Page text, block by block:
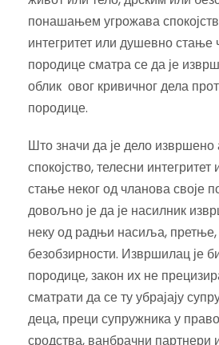
понашањем угрожава
интегритет или душевно стање
породице сматра се да је
облик овог кривичног дела
породице.
Што значи да је дело извршено
спокојство, телесни
стање неког од чланова своје
довољно је да је насилник
неку од радњи насиља, претње,
безобзирности. Извршилац је
породице, закон их не
сматрати да се ту убрајају
деца, преци супружника у
сродства, ванбрачни партнери